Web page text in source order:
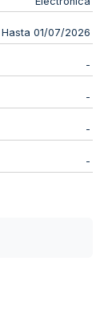
Hasta 01/07/2026
-
-
-
-